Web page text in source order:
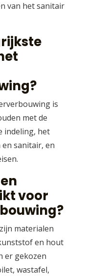
van het sanitair
is
met de
indeling, het
sanitair, en
voor
materialen
en hout
er gekozen
wastafel,